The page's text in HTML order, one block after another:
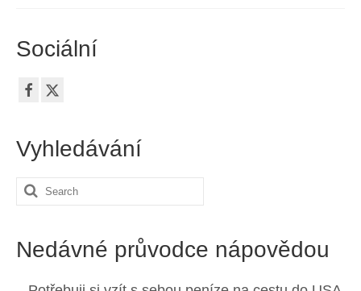
Sociální
Vyhledávání
Search
Nedávné průvodce nápovědou